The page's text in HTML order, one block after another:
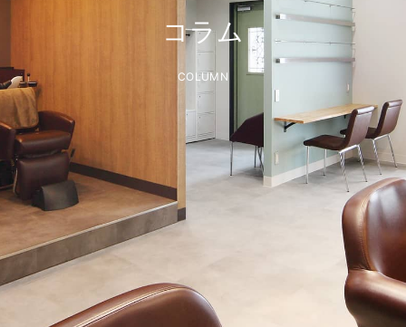
コラム
COLUMN